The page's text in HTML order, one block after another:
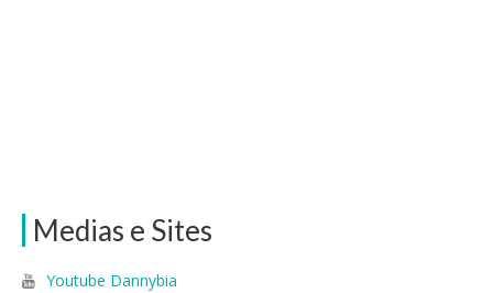
Medias e Sites
Youtube Dannybia